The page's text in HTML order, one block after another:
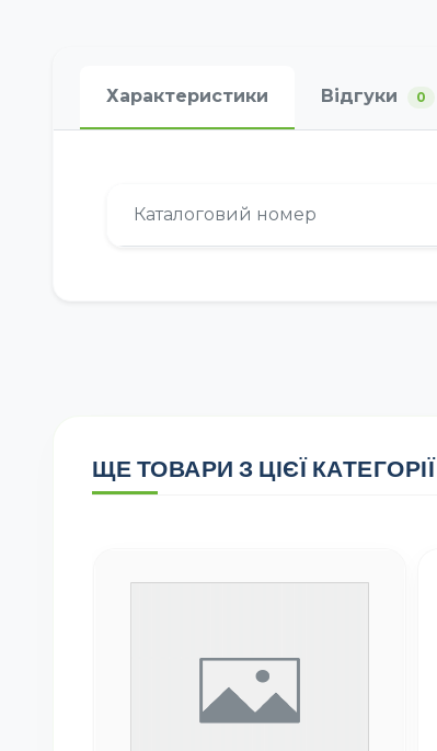
Характеристики Відгуки 0
Каталоговий номер
ЩЕ ТОВАРИ З ЦІЄЇ КАТЕГОРІЇ